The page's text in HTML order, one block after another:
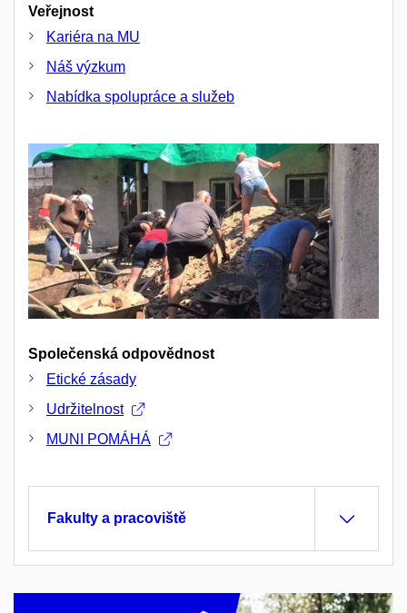
Veřejnost
Kariéra na MU
Náš výzkum
Nabídka spolupráce a služeb
Společenská odpovědnost
Etické zásady
Udržitelnost
MUNI POMÁHÁ
Fakulty a pracoviště